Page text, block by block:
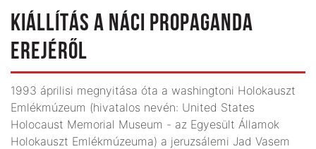
KIÁLLÍTÁS A NÁCI PROPAGANDA
EREJÉRŐL
1993 áprilisi megnyitása óta a washingtoni Holokauszt
Emlékmúzeum (hivatalos nevén: United States
Holocaust Memorial Museum - az Egyesült Államok
Holokauszt Emlékmúzeuma) a jeruzsálemi Jad Vasem